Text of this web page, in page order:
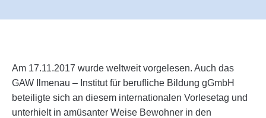
Am 17.11.2017 wurde weltweit vorgelesen. Auch das
GAW Ilmenau – Institut für berufliche Bildung gGmbH
beteiligte sich an diesem internationalen Vorlesetag und
unterhielt in amüsanter Weise Bewohner in den